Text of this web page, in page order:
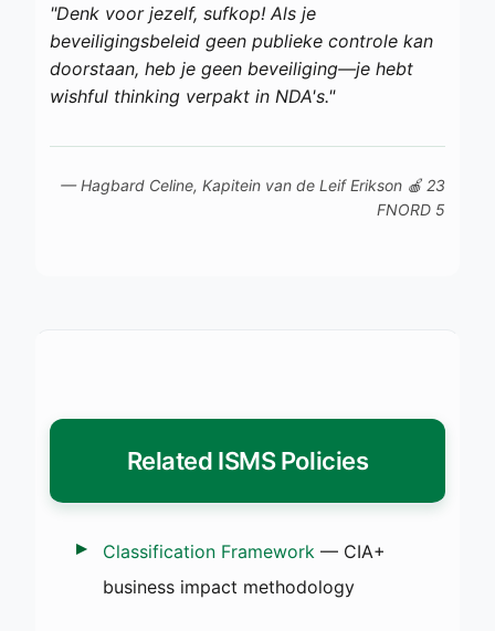
"Denk voor jezelf, sufkop! Als je
beveiligingsbeleid geen publieke controle kan
doorstaan, heb je geen beveiliging—je hebt
wishful thinking verpakt in NDA's."
— Hagbard Celine, Kapitein van de Leif Erikson 🍎 23
FNORD 5
Related ISMS Policies
Classification Framework — CIA+
business impact methodology